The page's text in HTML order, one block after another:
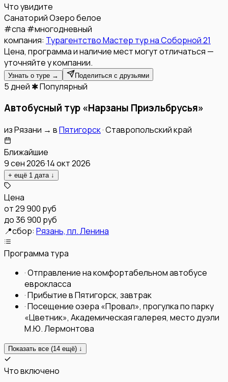
Что увидите
Санаторий Озеро белое
#спа #многодневный
компания: Турагентство Мастер тур на Соборной 21
Цена, программа и наличие мест могут отличаться —
уточняйте у компании.
Узнать о туре → Поделиться с друзьями
5 дней ✱ Популярный
Автобусный тур «Нарзаны Приэльбрусья»
изРязани → вПятигорск·Ставропольский край
Ближайшие
9 сен 2026·14 окт 2026
+ ещё 1 дата ↓
Цена
от29 900 руб
до 36 900 руб
📍сбор: Рязань, пл. Ленина
Программа тура
·Отправление на комфортабельном автобусе
еврокласса
·Прибытие в Пятигорск, завтрак
·Посещение озера «Провал», прогулка по парку
«Цветник», Академическая галерея, место дуэли
М.Ю. Лермонтова
Показать все (14 ещё) ↓
Что включено